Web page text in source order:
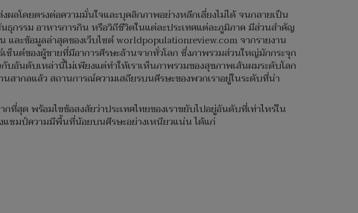
ลโดยตรงต่อความมั่นใจและบุคลิกภาพอย่างหลีกเลี่ยงไม่ได้ จนกลายเป็น
รรม อาหารการกิน หรือวิถีชีวิตในแต่ละประเทศแต่ละภูมิภาค มีส่วนสำคัญ
และข้อมูลล่าสุดของเว็บไซต์ worldpopulationreview.com จากรายงาน
ซ็นต์ของผู้ชายที่มีอาการศีรษะล้านจากทั่วโลก ซึ่งภาพรวมส่วนใหญ่มักกระจุก
บอันดับเหล่านี้ไม่เพียงแต่ทำให้เราเห็นภาพรวมของสุขภาพเส้นผมระดับโลก
สากลแล้ว สถานการณ์ความเสถียรบนศีรษะของพวกเราอยู่ในระดับที่น่า
ที่สุด พร้อมไขข้อสงสัยว่าประเทศไทยของเราขยับไปอยู่อันดับที่เท่าไหร่ใน
แชมป์ความมีพื้นที่น้อยบนศีรษะอย่างเหนียวแน่น ได้แก่